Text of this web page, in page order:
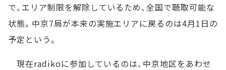
で、エリア制限を解除しているため、全国で聴取可能な
状態。中京7局が本来の実施エリアに戻るのは4月1日の
予定という。
現在radikoに参加しているのは、中京地区をあわせ